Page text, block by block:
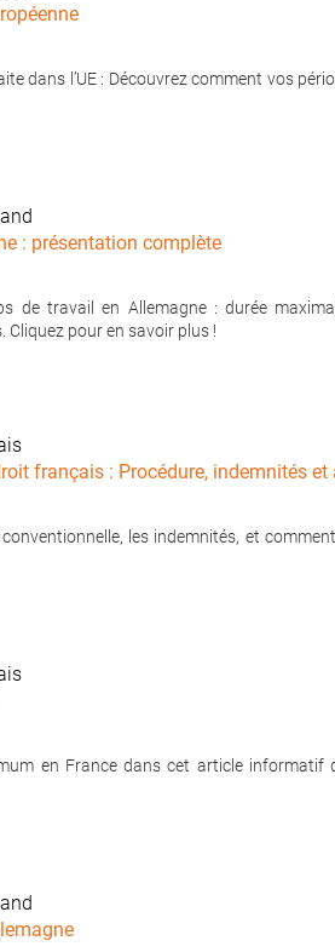
dans l’UE : Découvrez comment vos
: présentation complète
de travail en Allemagne : durée
pour en savoir plus !
français : Procédure, indemnités
les indemnités, et
en France dans cet article